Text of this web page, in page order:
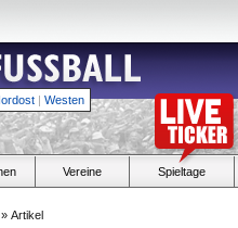
| Westen
Vereine Spieltage
» Artikel